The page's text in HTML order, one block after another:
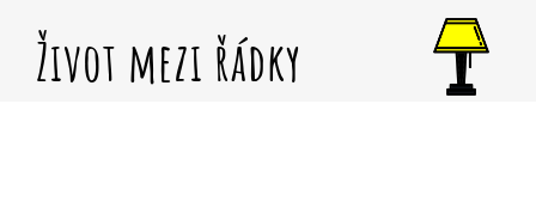
Život mezi řádky